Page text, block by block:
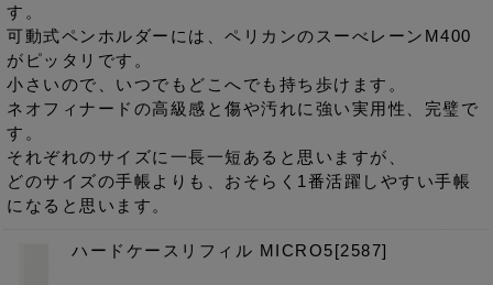
す。
可動式ペンホルダーには、ペリカンのスーべレーンM400
がピッタリです。
小さいので、いつでもどこへでも持ち歩けます。
ネオフィナードの高級感と傷や汚れに強い実用性、完璧で
す。
それぞれのサイズに一長一短あると思いますが、
どのサイズの手帳よりも、おそらく1番活躍しやすい手帳
になると思います。
ハードケースリフィル MICRO5[2587]